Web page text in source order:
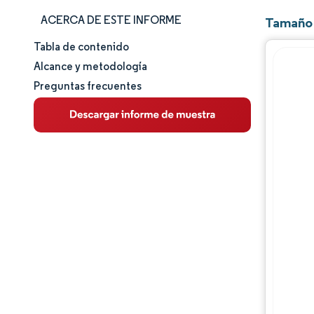
ACERCA DE ESTE INFORME
Tamaño y cuota de mercado
Análisis de mercado
Tendencias e ideas
Tabla de contenido
Alcance y metodología
Preguntas frecuentes